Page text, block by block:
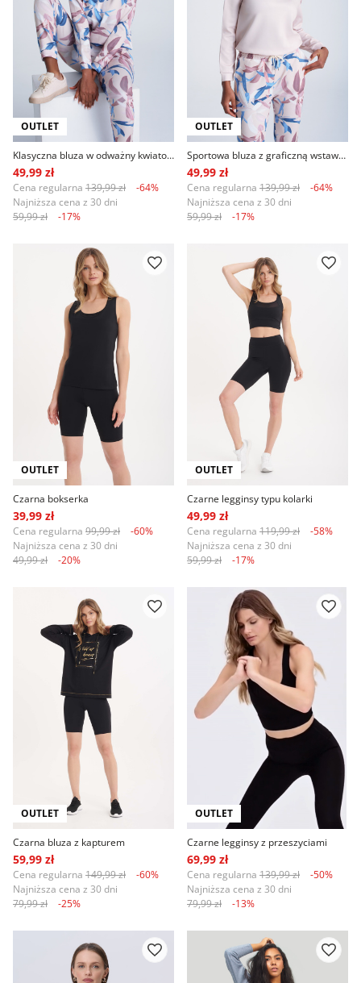
OUTLET
Klasyczna bluza w odważny kwiatowy wzór
49,99 zł
Cena regularna 139,99 zł
-64%
Najniższa cena z 30 dni
59,99 zł
-17%
OUTLET
Sportowa bluza z graficzną wstawką
49,99 zł
Cena regularna 139,99 zł
-64%
Najniższa cena z 30 dni
59,99 zł
-17%
OUTLET
Czarna bokserka
39,99 zł
Cena regularna 99,99 zł
-60%
Najniższa cena z 30 dni
49,99 zł
-20%
OUTLET
Czarne legginsy typu kolarki
49,99 zł
Cena regularna 119,99 zł
-58%
Najniższa cena z 30 dni
59,99 zł
-17%
OUTLET
Czarna bluza z kapturem
59,99 zł
Cena regularna 149,99 zł
-60%
Najniższa cena z 30 dni
79,99 zł
-25%
OUTLET
Czarne legginsy z przeszyciami
69,99 zł
Cena regularna 139,99 zł
-50%
Najniższa cena z 30 dni
79,99 zł
-13%